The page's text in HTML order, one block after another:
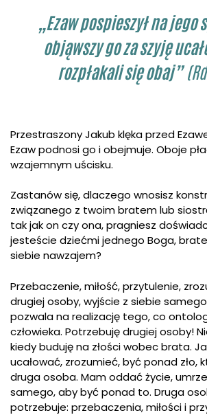
„Ezaw pospieszył na jego
objąwszy go za szyję
rozpłakali się obaj”
Przestraszony Jakub klęka przed
Ezaw podnosi go i obejmuje. Oboje
wzajemnym uścisku.
Zastanów się, dlaczego wnosisz
związanego z twoim bratem lub
tak jak on czy ona, pragniesz
jesteście dziećmi jednego Boga,
siebie nawzajem?
Przebaczenie, miłość, przytulenie,
drugiej osoby, wyjście z siebie
pozwala na realizację tego, co
człowieka. Potrzebuję drugiej osoby!
kiedy buduję na złości wobec brata.
ucałować, zrozumieć, być ponad zło,
druga osoba. Mam oddać życie,
samego, aby być ponad to. Druga
potrzebuje: przebaczenia, miłości i